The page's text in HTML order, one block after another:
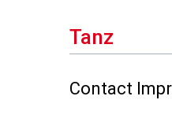
Tanz
Contact